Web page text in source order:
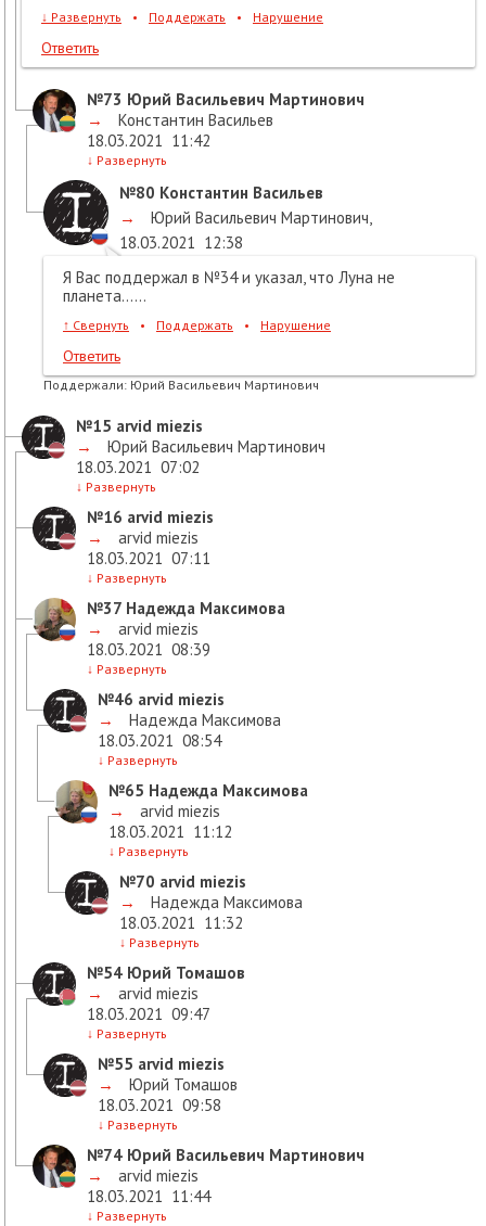
↓ Развернуть • Поддержать • Нарушение
Ответить
№73 Юрий Васильевич Мартинович
→
Константин Васильев
18.03.2021 11:42
↓ Развернуть
№80 Константин Васильев
→
Юрий Васильевич Мартинович,
18.03.2021 12:38
Я Вас поддержал в №34 и указал, что Луна не
планета......
↑ Свернуть • Поддержать • Нарушение
Ответить
Поддержали: Юрий Васильевич Мартинович
№15 arvid miezis
→
Юрий Васильевич Мартинович
18.03.2021 07:02
↓ Развернуть
№16 arvid miezis
→
arvid miezis
18.03.2021 07:11
↓ Развернуть
№37 Надежда Максимова
→
arvid miezis
18.03.2021 08:39
↓ Развернуть
№46 arvid miezis
→
Надежда Максимова
18.03.2021 08:54
↓ Развернуть
№65 Надежда Максимова
→
arvid miezis
18.03.2021 11:12
↓ Развернуть
№70 arvid miezis
→
Надежда Максимова
18.03.2021 11:32
↓ Развернуть
№54 Юрий Томашов
→
arvid miezis
18.03.2021 09:47
↓ Развернуть
№55 arvid miezis
→
Юрий Томашов
18.03.2021 09:58
↓ Развернуть
№74 Юрий Васильевич Мартинович
→
arvid miezis
18.03.2021 11:44
↓ Развернуть